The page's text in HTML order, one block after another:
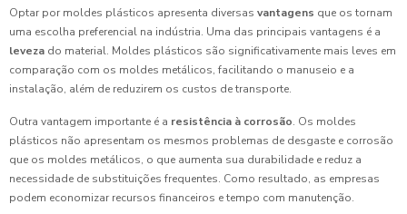
Optar por moldes plásticos apresenta diversas vantagens que os tornam
uma escolha preferencial na indústria. Uma das principais vantagens é a
leveza do material. Moldes plásticos são significativamente mais leves em
comparação com os moldes metálicos, facilitando o manuseio e a
instalação, além de reduzirem os custos de transporte.
Outra vantagem importante é a resistência à corrosão. Os moldes
plásticos não apresentam os mesmos problemas de desgaste e corrosão
que os moldes metálicos, o que aumenta sua durabilidade e reduz a
necessidade de substituições frequentes. Como resultado, as empresas
podem economizar recursos financeiros e tempo com manutenção.